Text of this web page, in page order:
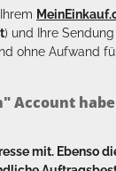
) und Ihre
ohne Aufwand
mit. Ebenso